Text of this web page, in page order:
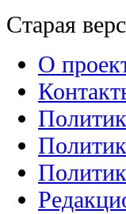
Старая
О